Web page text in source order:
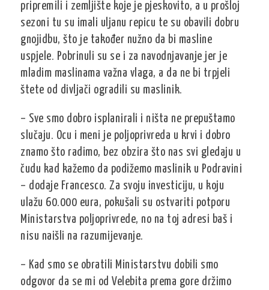
pripremili i zemljište koje je pjeskovito, a u prošloj
sezoni tu su imali uljanu repicu te su obavili dobru
gnojidbu, što je također nužno da bi masline
uspjele. Pobrinuli su se i za navodnjavanje jer je
mladim maslinama važna vlaga, a da ne bi trpjeli
štete od divljači ogradili su maslinik.
– Sve smo dobro isplanirali i ništa ne prepuštamo
slučaju. Ocu i meni je poljoprivreda u krvi i dobro
znamo što radimo, bez obzira što nas svi gledaju u
čudu kad kažemo da podižemo maslinik u Podravini
– dodaje Francesco. Za svoju investiciju, u koju
ulažu 60.000 eura, pokušali su ostvariti potporu
Ministarstva poljoprivrede, no na toj adresi baš i
nisu naišli na razumijevanje.
– Kad smo se obratili Ministarstvu dobili smo
odgovor da se mi od Velebita prema gore držimo